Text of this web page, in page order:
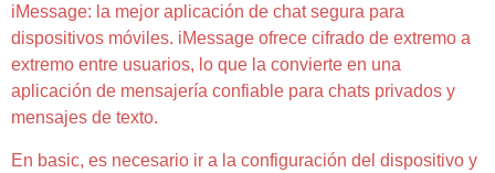
iMessage: la mejor aplicación de chat segura para
dispositivos móviles. iMessage ofrece cifrado de extremo a
extremo entre usuarios, lo que la convierte en una
aplicación de mensajería confiable para chats privados y
mensajes de texto.
En basic, es necesario ir a la configuración del dispositivo y